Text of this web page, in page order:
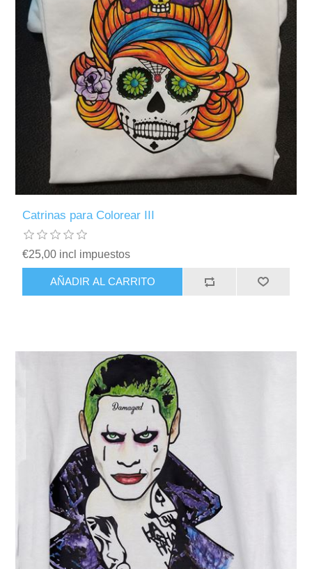
Catrinas para Colorear III
€25,00 incl impuestos
AÑADIR AL CARRITO